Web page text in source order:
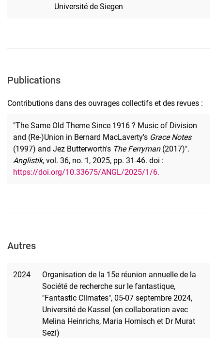
Université de Siegen
Publications
Contributions dans des ouvrages collectifs et des revues :
"The Same Old Theme Since 1916 ? Music of Division
and (Re-)Union in Bernard MacLaverty's Grace Notes
(1997) and Jez Butterworth's The Ferryman(2017)".
Anglistik, vol. 36, no. 1, 2025, pp. 31-46. doi :
https://doi.org/10.33675/ANGL/2025/1/6.
Autres
2024
Organisation de la 15e réunion annuelle de la
Société de recherche sur le fantastique,
"Fantastic Climates", 05-07 septembre 2024,
Université de Kassel (en collaboration avec
Melina Heinrichs, Maria Hornisch et Dr Murat
Sezi)